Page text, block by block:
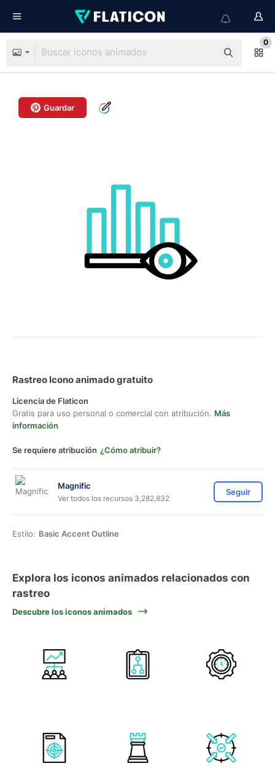
0
Guardar
Rastreo Icono animado gratuito
Licencia de Flaticon
Gratis para uso personal o comercial con atribución. Más
información
Se requiere atribución ¿Cómo atribuir?
Magnific
Ver todos los recursos 3,282,832
Seguir
Estilo: Basic Accent Outline
Explora los iconos animados relacionados con
rastreo
Descubre los iconos animados